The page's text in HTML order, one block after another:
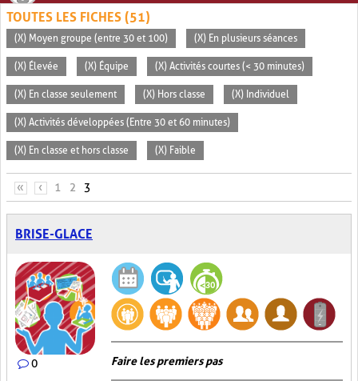
TOUTES LES FICHES (51)
(X) Moyen groupe (entre 30 et 100) (X) En plusieurs séances
(X) Élevée (X) Équipe (X) Activités courtes (< 30 minutes)
(X) En classe seulement (X) Hors classe (X) Individuel
(X) Activités développées (Entre 30 et 60 minutes)
(X) En classe et hors classe (X) Faible
PAGES
« ‹ 1 2 3
BRISE-GLACE
0 Faire les premiers pas